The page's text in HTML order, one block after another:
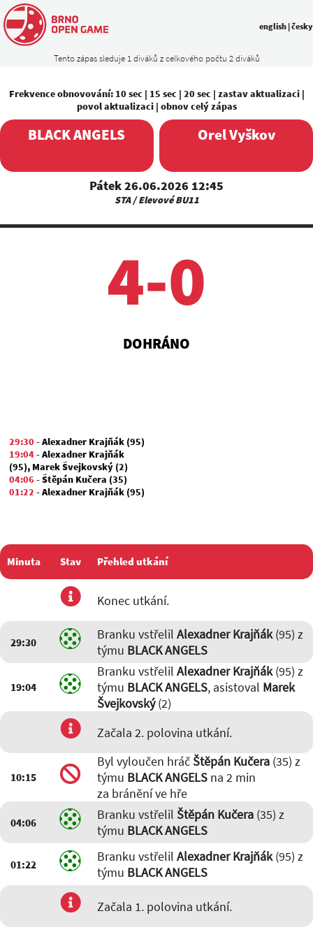
Tento zápas sleduje 1 diváků z celkového počtu 2 diváků
english |česky
Frekvence obnovování: 10 sec | 15 sec | 20 sec | zastav aktualizaci|
povol aktualizaci| obnov celý zápas
BLACK ANGELS
Pátek 26.06.2026 12:45
STA / Elevové BU11
Orel Vyškov
4-0
DOHRÁNO
29:30 -Alexadner Krajňák (95)
19:04-Alexadner Krajňák
(95), Marek Švejkovský (2)
04:06 -Štěpán Kučera (35)
01:22 -Alexadner Krajňák (95)
Minuta Stav Přehled utkání
Konec utkání.
29:30 Branku vstřelil Alexadner Krajňák(95) z
týmu BLACK ANGELS
19:04
Branku vstřelil Alexadner Krajňák(95) z
týmu BLACK ANGELS, asistoval Marek
Švejkovský(2)
Začala 2. polovina utkání.
10:15
Byl vyloučen hráčŠtěpán Kučera(35) z
týmu BLACK ANGELSna 2 min
za bránění ve hře
04:06 Branku vstřelil Štěpán Kučera(35) z
týmu BLACK ANGELS
01:22 Branku vstřelil Alexadner Krajňák(95) z
týmu BLACK ANGELS
Začala 1. polovina utkání.